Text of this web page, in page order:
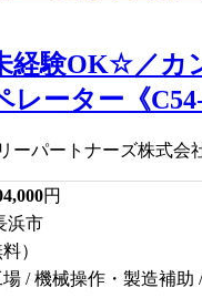
経験OK☆／カ
ーター《C54-
ーパートナーズ株式会
円
浜市
）
/ 機械操作・製造補助